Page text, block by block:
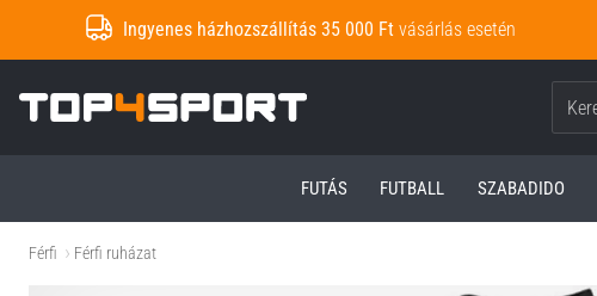
Ingyenes házhozszállítás 35 000 Ft vásárlás esetén
Top4Sport.hu
FUTÁS FUTBALL SZABADIDO
Férfi Férfi ruházat